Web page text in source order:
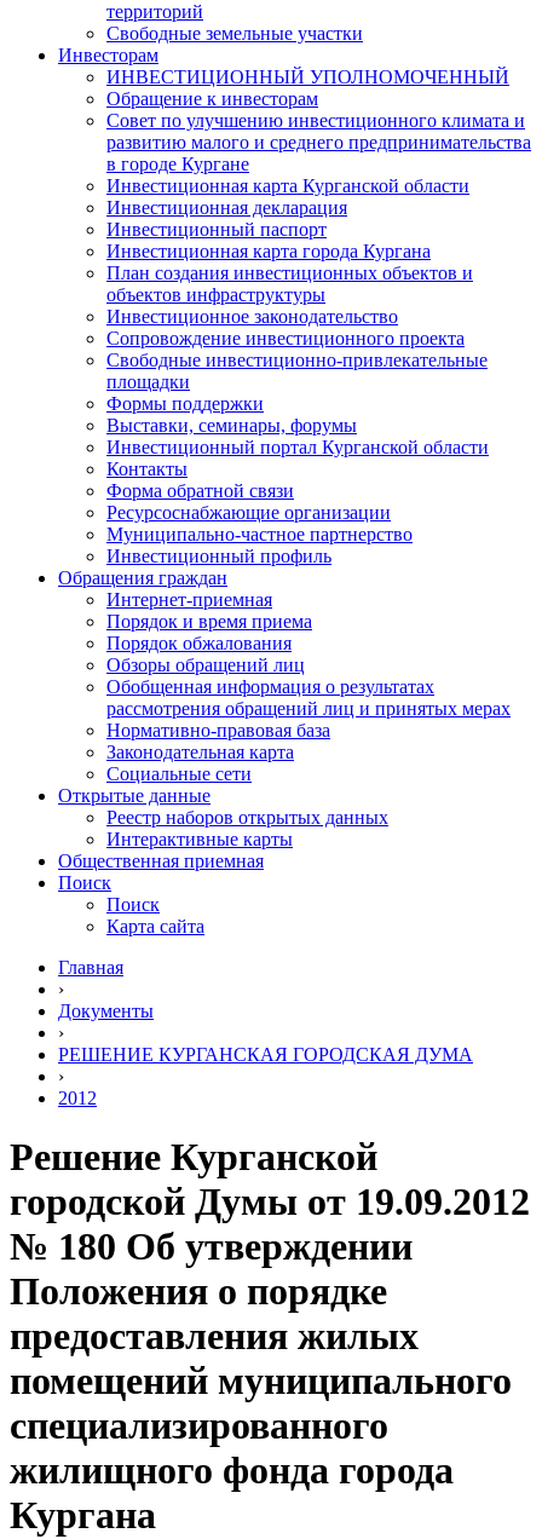
территорий
Свободные земельные участки
Инвесторам
ИНВЕСТИЦИОННЫЙ УПОЛНОМОЧЕННЫЙ
Обращение к инвесторам
Совет по улучшению инвестиционного климата и
развитию малого и среднего предпринимательства
в городе Кургане
Инвестиционная карта Курганской области
Инвестиционная декларация
Инвестиционный паспорт
Инвестиционная карта города Кургана
План создания инвестиционных объектов и
объектов инфраструктуры
Инвестиционное законодательство
Сопровождение инвестиционного проекта
Свободные инвестиционно-привлекательные
площадки
Формы поддержки
Выставки, семинары, форумы
Инвестиционный портал Курганской области
Контакты
Форма обратной связи
Ресурсоснабжающие организации
Муниципально-частное партнерство
Инвестиционный профиль
Обращения граждан
Интернет-приемная
Порядок и время приема
Порядок обжалования
Обзоры обращений лиц
Обобщенная информация о результатах
рассмотрения обращений лиц и принятых мерах
Нормативно-правовая база
Законодательная карта
Социальные сети
Открытые данные
Реестр наборов открытых данных
Интерактивные карты
Общественная приемная
Поиск
Поиск
Карта сайта
Главная
›
Документы
›
РЕШЕНИЕ КУРГАНСКАЯ ГОРОДСКАЯ ДУМА
›
2012
Решение Курганской
городской Думы от 19.09.2012
№ 180 Об утверждении
Положения о порядке
предоставления жилых
помещений муниципального
специализированного
жилищного фонда города
Кургана